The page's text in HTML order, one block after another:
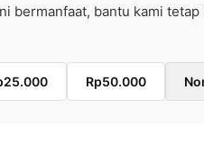
bermanfaat, bantu kami
Rp50.000